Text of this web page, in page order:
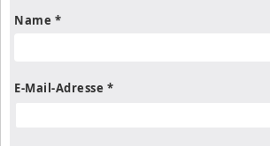
Name *
E-Mail-Adresse *